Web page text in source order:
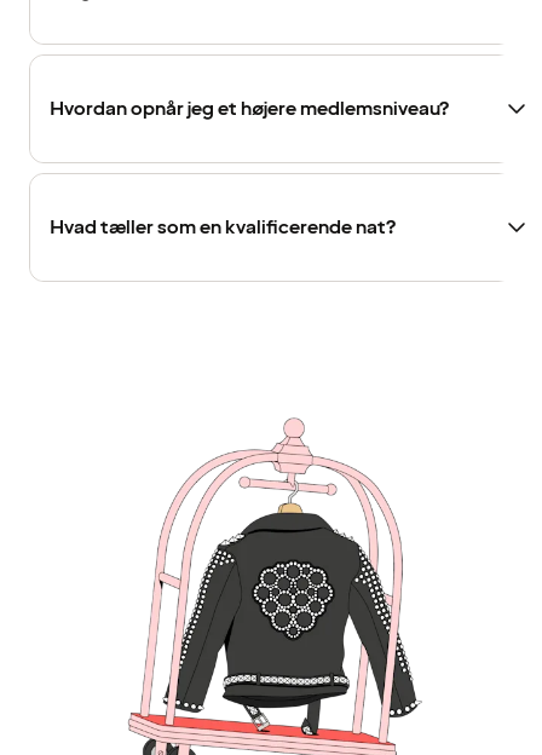
Hvordan opnår jeg et højere medlemsniveau?
Hvad tæller som en kvalificerende nat?